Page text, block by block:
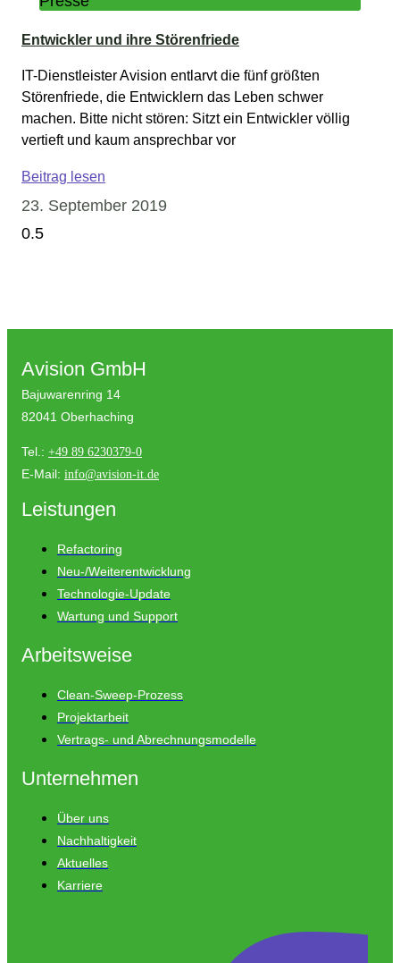
Entwickler und ihre Störenfriede
IT-Dienstleister Avision entlarvt die fünf größten
Störenfriede, die Entwicklern das Leben schwer
machen. Bitte nicht stören: Sitzt ein Entwickler völlig
vertieft und kaum ansprechbar vor
Beitrag lesen
23. September 2019
Avision GmbH
Bajuwarenring 14
82041 Oberhaching
Tel.: +49 89 6230379-0
E-Mail: info@avision-it.de
Leistungen
Refactoring
Neu-/Weiterentwicklung
Technologie-Update
Wartung und Support
Arbeitsweise
Clean-Sweep-Prozess
Projektarbeit
Vertrags- und Abrechnungsmodelle
Unternehmen
Über uns
Nachhaltigkeit
Aktuelles
Karriere